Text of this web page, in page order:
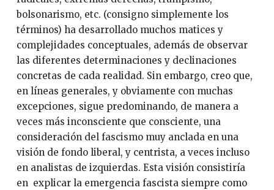
bolsonarismo, etc. (consigno simplemente los
términos) ha desarrollado muchos matices y
complejidades conceptuales, además de observar
las diferentes determinaciones y declinaciones
concretas de cada realidad. Sin embargo, creo que,
en líneas generales, y obviamente con muchas
excepciones, sigue predominando, de manera a
veces más inconsciente que consciente, una
consideración del fascismo muy anclada en una
visión de fondo liberal, y centrista, a veces incluso
en analistas de izquierdas. Esta visión consistiría
en explicar la emergencia fascista siempre como